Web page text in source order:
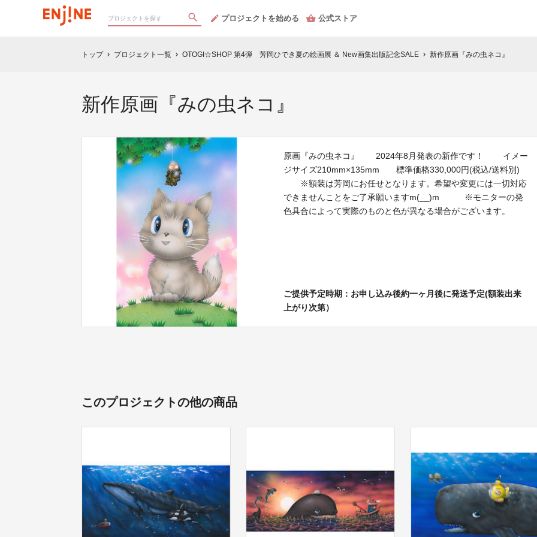
プロジェクトを始める 公式ストア
トップ chevron_right プロジェクト一覧 chevron_right OTOGI☆SHOP 第4弾 芳岡ひでき夏の絵画展 ＆ New画集出版記念SALE chevron_right 新作原画『みの虫ネコ』
新作原画『みの虫ネコ』
原画『みの虫ネコ』 2024年8月発表の新作です！ イメー
ジサイズ210mm×135mm 標準価格330,000円(税込/送料別)
※額装は芳岡にお任せとなります。希望や変更には一切対応
できませんことをご了承願いますm(__)m ※モニターの発
色具合によって実際のものと色が異なる場合がございます。
ご提供予定時期：お申し込み後約一ヶ月後に発送予定(額装出来
上がり次第）
このプロジェクトの他の商品